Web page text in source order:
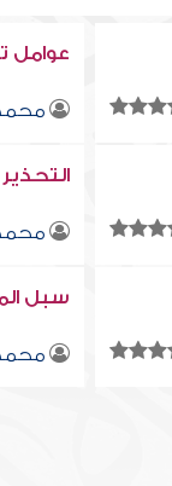
عوامل
سبل